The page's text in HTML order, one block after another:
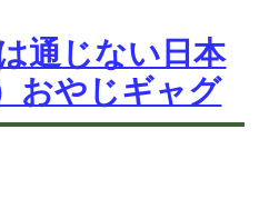
通じない日本
おやじギャグ